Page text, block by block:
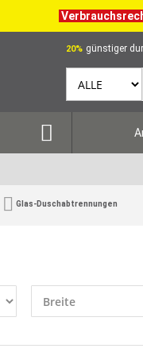
20% günstiger
Glas-Duschabtrennungen